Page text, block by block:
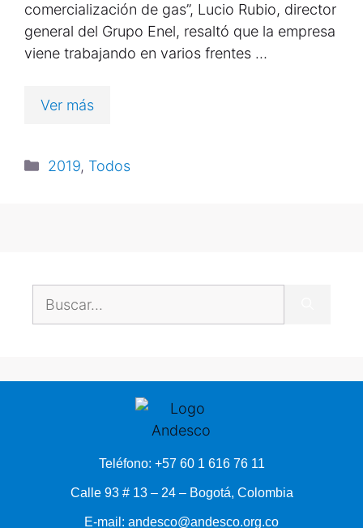
comercialización de gas”, Lucio Rubio, director
general del Grupo Enel, resaltó que la empresa
viene trabajando en varios frentes …
Ver más
2019, Todos
Teléfono: +57 60 1 616 76 11
Calle 93 # 13 – 24 – Bogotá, Colombia
E-mail: andesco@andesco.org.co